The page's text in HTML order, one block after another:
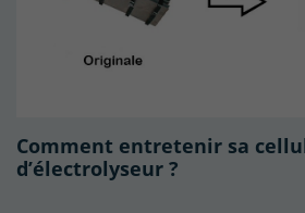
Comment entretenir sa
d’électrolyseur ?